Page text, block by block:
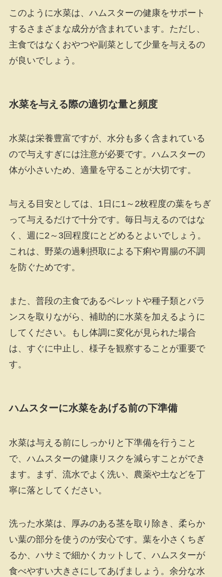
このように水菜は、ハムスターの健康をサポート
するさまざまな成分が含まれています。ただし、
主食ではなくおやつや副菜として少量を与えるの
が良いでしょう。
水菜を与える際の適切な量と頻度
水菜は栄養豊富ですが、水分も多く含まれている
ので与えすぎには注意が必要です。ハムスターの
体が小さいため、適量を守ることが大切です。
与える目安としては、1日に1～2枚程度の葉をちぎ
って与えるだけで十分です。毎日与えるのではな
く、週に2～3回程度にとどめるとよいでしょう。
これは、野菜の過剰摂取による下痢や胃腸の不調
を防ぐためです。
また、普段の主食であるペレットや種子類とバラ
ンスを取りながら、補助的に水菜を加えるように
してください。もし体調に変化が見られた場合
は、すぐに中止し、様子を観察することが重要で
す。
ハムスターに水菜をあげる前の下準備
水菜は与える前にしっかりと下準備を行うこと
で、ハムスターの健康リスクを減らすことができ
ます。まず、流水でよく洗い、農薬や土などを丁
寧に落としてください。
洗った水菜は、厚みのある茎を取り除き、柔らか
い葉の部分を使うのが安心です。葉を小さくちぎ
るか、ハサミで細かくカットして、ハムスターが
食べやすい大きさにしてあげましょう。余分な水